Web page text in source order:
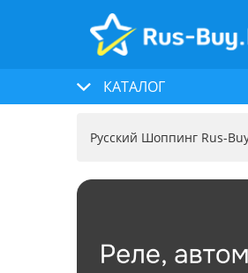
КАТАЛОГ
Русский Шоппинг Rus-